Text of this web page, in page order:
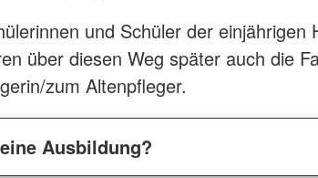
und Schüler der einjährigen
über diesen Weg später auch die
zum Altenpfleger.
Ausbildung?